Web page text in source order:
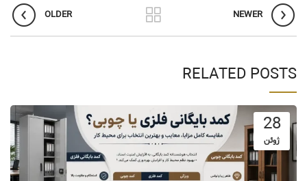
NEWER
OLDER
RELATED POSTS
28
ژوئن